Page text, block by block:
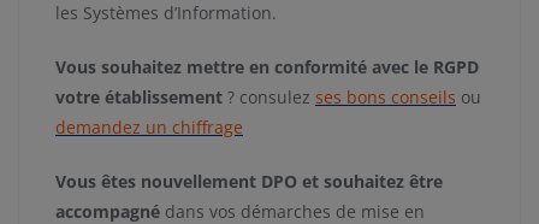
les Systèmes d’Information.
Vous souhaitez mettre en conformité avec le RGPD
votre établissement ? consulez ses bons conseils ou
demandez un chiffrage
Vous êtes nouvellement DPO et souhaitez être
accompagné dans vos démarches de mise en